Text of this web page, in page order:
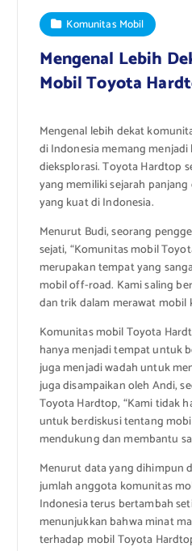
Komunitas Mobil
Mengenal Lebih
Mobil Toyota
Mengenal lebih dekat
di Indonesia memang
dieksplorasi. Toyota Hardtop
yang memiliki sejarah
yang kuat di Indonesia.
Menurut Budi, seorang
sejati, “Komunitas mobil
merupakan tempat yang
mobil off-road. Kami saling
dan trik dalam merawat mobil
Komunitas mobil Toyota
hanya menjadi tempat untuk
juga menjadi wadah untuk
juga disampaikan oleh Andi,
Toyota Hardtop, “Kami tidak
untuk berdiskusi tentang
mendukung dan membantu
Menurut data yang dihimpun
jumlah anggota komunitas
Indonesia terus bertambah
menunjukkan bahwa minat
terhadap mobil Toyota